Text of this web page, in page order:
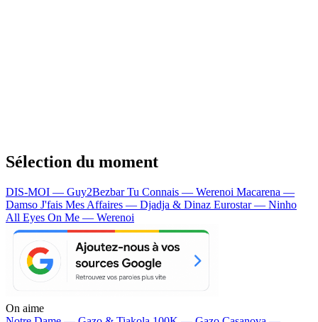
Sélection du moment
DIS-MOI — Guy2BezbarTu Connais — Werenoi Macarena —
Damso J'fais Mes Affaires — Djadja & Dinaz Eurostar — Ninho
All Eyes On Me — Werenoi
On aime